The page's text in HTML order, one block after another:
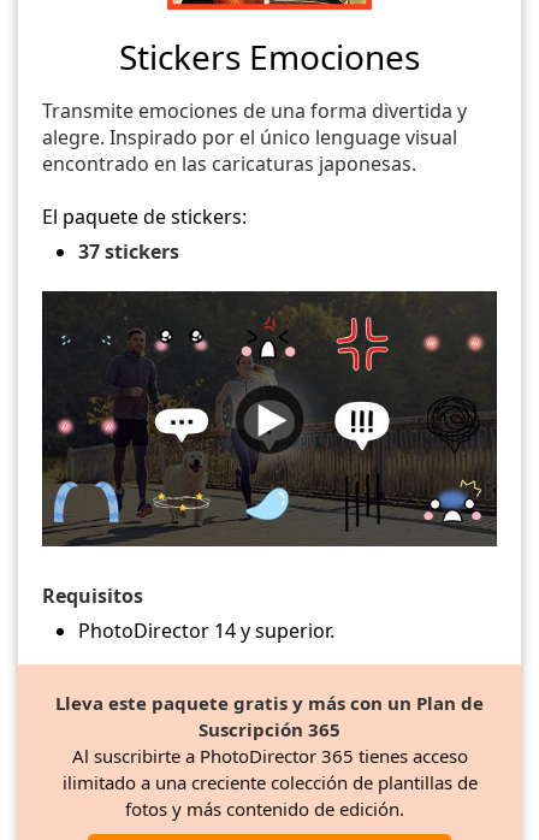
Stickers Emociones
Transmite emociones de una forma divertida y
alegre. Inspirado por el único lenguage visual
encontrado en las caricaturas japonesas.
El paquete de stickers:
37 stickers
Requisitos
PhotoDirector 14 y superior.
Lleva este paquete gratis y más con un Plan de
Suscripción 365
Al suscribirte a PhotoDirector 365 tienes acceso
ilimitado a una creciente colección de plantillas de
fotos y más contenido de edición.